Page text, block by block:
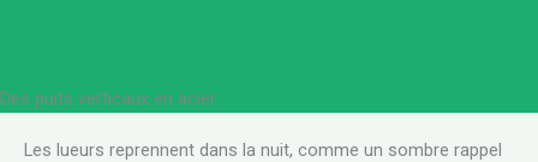
Des puits verticaux en acier.
Les lueurs reprennent dans la nuit, comme un sombre rappel